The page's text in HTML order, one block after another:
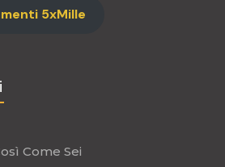
5xMille
Come Sei